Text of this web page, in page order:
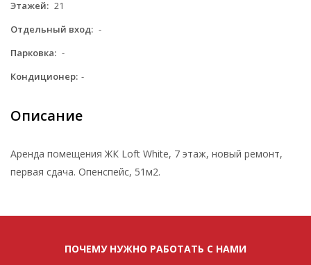
Этажей: 21
Отдельный вход: -
Парковка: -
Кондиционер: -
Описание
Аренда помещения ЖК Loft White, 7 этаж, новый ремонт,
первая сдача. Опенспейс, 51м2.
ПОЧЕМУ НУЖНО РАБОТАТЬ С НАМИ